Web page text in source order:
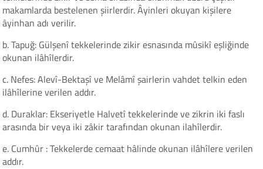
makamlarda bestelenen şiirlerdir. Âyinleri okuyan kişilere
âyinhan adı verilir.
b. Tapuğ: Gülşenî tekkelerinde zikir esnasında mûsikî eşliğinde
okunan ilâhîlerdir.
c. Nefes: Alevî-Bektaşî ve Melâmî şairlerin vahdet telkin eden
ilâhîlerine verilen addır.
d. Duraklar: Ekseriyetle Halvetî tekkelerinde ve zikrin iki faslı
arasında bir veya iki zâkir tarafından okunan ilahîlerdir.
e. Cumhûr : Tekkelerde cemaat hâlinde okunan ilâhîlere verilen
addır.